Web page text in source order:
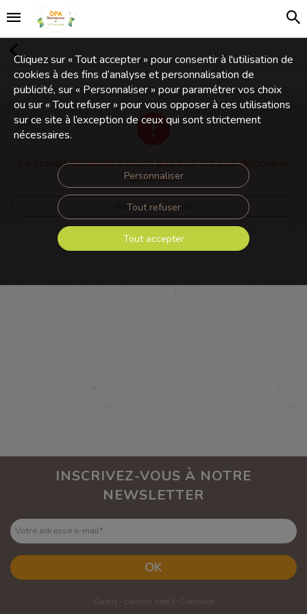
Le produit demandé n'existe pas ou n'est plus disponible
sur le site.
Retourner à l'accueil
Cliquez sur « Tout accepter » pour consentir à l'utilisation de
cookies à des fins d’analyse et personnalisation de
publicité, sur « Personnaliser » pour paramétrer vos choix
ou sur « Tout refuser » pour vous opposer à ces utilisations
sur ce site à l’exception de ceux qui sont strictement
nécessaires.
Personnaliser
Tout refuser
Tout accepter
INSCRIVEZ-VOUS À NOTRE
NEWSLETTER
Votre adresse e-mail*
OK
Oxatis - création sites E-Commerce